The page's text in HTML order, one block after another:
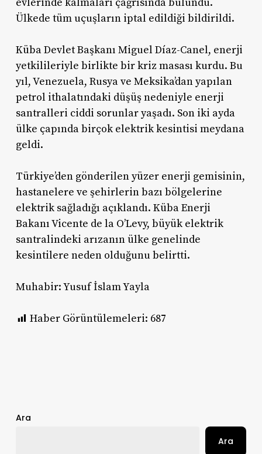
evlerinde kalmaları çağrısında bulundu.
Ülkede tüm uçuşların iptal edildiği bildirildi.
Küba Devlet Başkanı Miguel Díaz-Canel, enerji
yetkilileriyle birlikte bir kriz masası kurdu. Bu
yıl, Venezuela, Rusya ve Meksika’dan yapılan
petrol ithalatındaki düşüş nedeniyle enerji
santralleri ciddi sorunlar yaşadı. Son iki ayda
ülke çapında birçok elektrik kesintisi meydana
geldi.
Türkiye’den gönderilen yüzer enerji gemisinin,
hastanelere ve şehirlerin bazı bölgelerine
elektrik sağladığı açıklandı. Küba Enerji
Bakanı Vicente de la O’Levy, büyük elektrik
santralindeki arızanın ülke genelinde
kesintilere neden olduğunu belirtti.
Muhabir: Yusuf İslam Yayla
Haber Görüntülemeleri: 687
Ara
Ara